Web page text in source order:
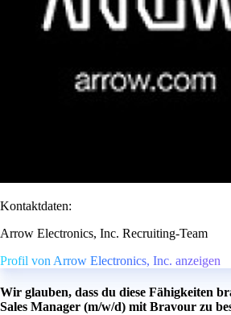
Kontaktdaten:
Arrow Electronics, Inc. Recruiting-Team
Profil von Arrow Electronics, Inc. anzeigen
Wir glauben, dass du diese Fähigkeiten
Sales Manager (m/w/d) mit Bravour zu